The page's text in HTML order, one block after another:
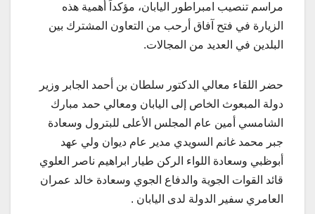
مراسم تنصيب امبراطور اليابان، مؤكداً أهمية هذه
الزيارة في فتح آفاق أرحب من التعاون المشترك بين
البلدين في العديد من المجالات.
حضر اللقاء معالي الدكتور سلطان بن أحمد الجابر وزير
دولة المبعوث الخاص إلى اليابان ومعالي حمد مبارك
الشامسي أمين عام المجلس الأعلى للبترول وسعادة
جبر محمد غانم السويدي مدير عام ديوان ولي عهد
أبوظبي وسعادة اللواء الركن طيار ابراهيم ناصر العلوي
قائد القوات الجوية والدفاع الجوي وسعادة خالد عمران
العامري سفير الدولة لدى اليابان .